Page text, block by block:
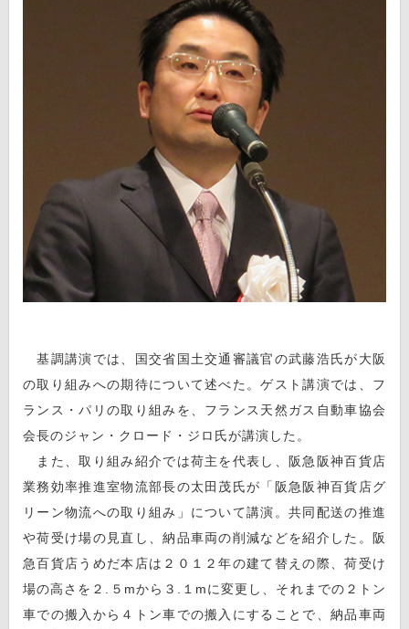
基調講演では、国交省国土交通審議官の武藤浩氏が大阪
の取り組みへの期待について述べた。ゲスト講演では、フ
ランス・パリの取り組みを、フランス天然ガス自動車協会
会長のジャン・クロード・ジロ氏が講演した。
また、取り組み紹介では荷主を代表し、阪急阪神百貨店
業務効率推進室物流部長の太田茂氏が「阪急阪神百貨店グ
リーン物流への取り組み」について講演。共同配送の推進
や荷受け場の見直し、納品車両の削減などを紹介した。阪
急百貨店うめだ本店は２０１２年の建て替えの際、荷受け
場の高さを２.５mから３.１mに変更し、それまでの２トン
車での搬入から４トン車での搬入にすることで、納品車両